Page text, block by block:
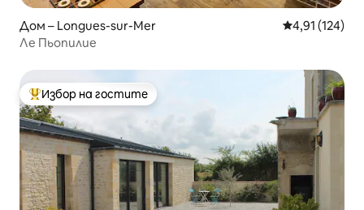
Дом – Longues-sur-Mer Средна
4,91 (124)
Ле Пьопилие
Най-популярен избор на гостите
Избор на гостите